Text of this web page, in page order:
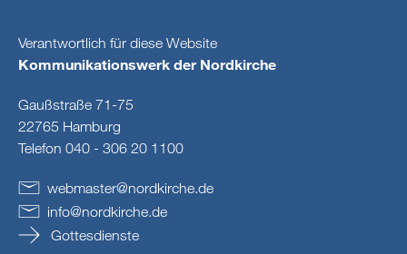
Verantwortlich für diese Website
Kommunikationswerk der Nordkirche
Gaußstraße 71-75
22765 Hamburg
Telefon 040 - 306 20 1100
webmaster@nordkirche.de
info@nordkirche.de
Gottesdienste